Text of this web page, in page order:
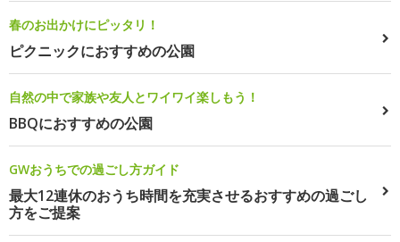
春のお出かけにピッタリ！
ピクニックにおすすめの公園
自然の中で家族や友人とワイワイ楽しもう！
BBQにおすすめの公園
GWおうちでの過ごし方ガイド
最大12連休のおうち時間を充実させるおすすめの過ごし
方をご提案